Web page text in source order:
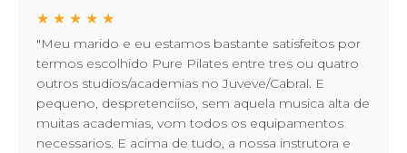
★ ★ ★ ★ ★
"Meu marido e eu estamos bastante satisfeitos por
termos escolhido Pure Pilates entre tres ou quatro
outros studios/academias no Juveve/Cabral. E
pequeno, despretenciiso, sem aquela musica alta de
muitas academias, vom todos os equipamentos
necessarios. E acima de tudo, a nossa instrutora e